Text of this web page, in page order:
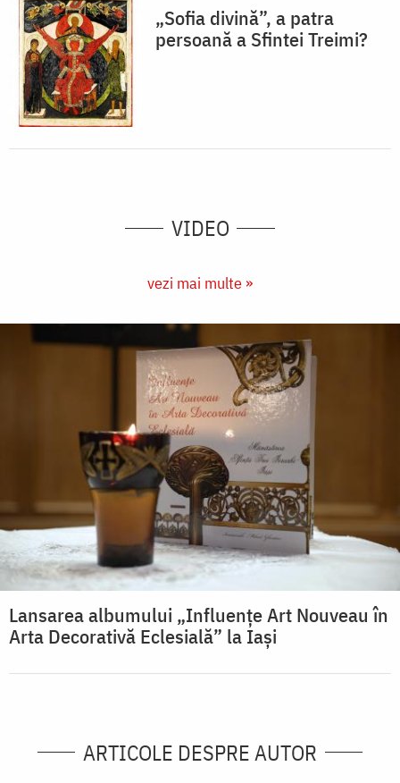
„Sofia divină”, a patra
persoană a Sfintei Treimi?
VIDEO
vezi mai multe »
Lansarea albumului „Influențe Art Nouveau în
Arta Decorativă Eclesială” la Iași
ARTICOLE DESPRE AUTOR